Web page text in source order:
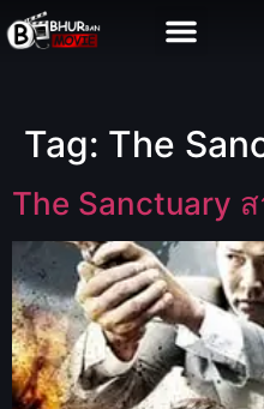
Tag: The
The Sanctuary